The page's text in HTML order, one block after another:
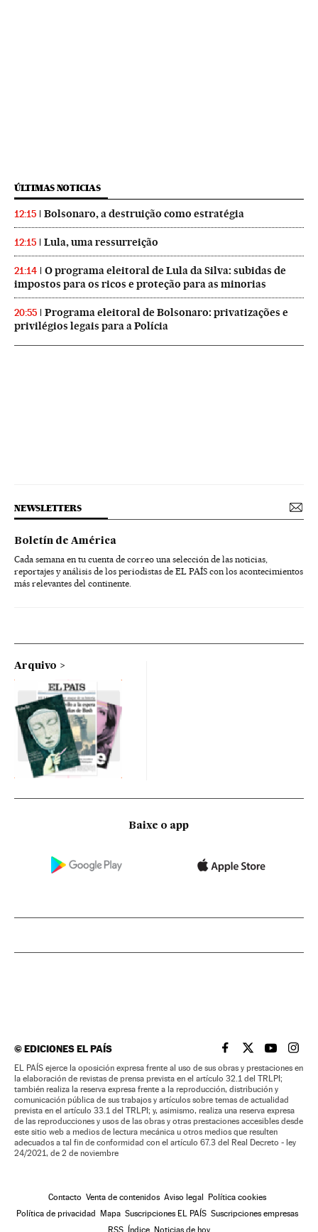
ÚLTIMAS NOTICIAS
12:15 Bolsonaro, a destruição como estratégia
12:15 Lula, uma ressurreição
21:14
O programa eleitoral de Lula da Silva: subidas de
impostos para os ricos e proteção para as minorias
20:55
Programa eleitoral de Bolsonaro: privatizações e
privilégios legais para a Polícia
NEWSLETTERS
Boletín de América
Cada semana en tu cuenta de correo una selección de las noticias,
reportajes y análisis de los periodistas de EL PAÍS con los acontecimientos
más relevantes del continente.
Arquivo
Baixe o app
©EDICIONES EL PAÍS EL PAÍS BRASIL EN
EL PAÍSEL PAÍS
EL
EL PAÍS ejerce la oposición expresa frente al uso de sus obras y prestaciones en
la elaboración de revistas de prensa prevista en el artículo 32.1 del TRLPI;
también realiza la reserva expresa frente a la reproducción, distribución y
comunicación pública de sus trabajos y artículos sobre temas de actualidad
prevista en el artículo 33.1 del TRLPI; y, asimismo, realiza una reserva expresa
de las reproducciones y usos de las obras y otras prestaciones accesibles desde
este sitio web a medios de lectura mecánica u otros medios que resulten
adecuados a tal fin de conformidad con el artículo 67.3 del Real Decreto - ley
24/2021, de 2 de noviembre
Contacto Venta de contenidos Aviso legal Política cookies
Política de privacidad Mapa Suscripciones EL PAÍS Suscripciones empresas
RSS Índice Noticias de hoy